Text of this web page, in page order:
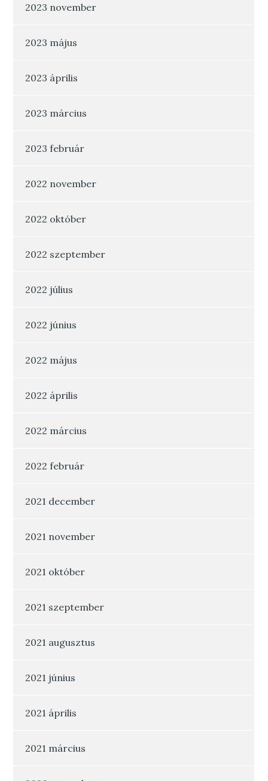
2023 november
2023 május
2023 április
2023 március
2023 február
2022 november
2022 október
2022 szeptember
2022 július
2022 június
2022 május
2022 április
2022 március
2022 február
2021 december
2021 november
2021 október
2021 szeptember
2021 augusztus
2021 június
2021 április
2021 március